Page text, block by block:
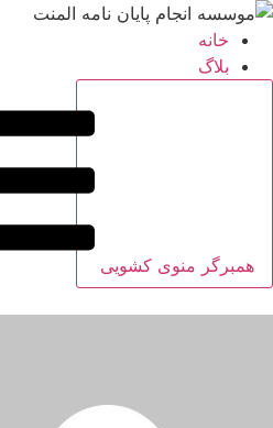
خانه
بلاگ
همبرگر منوی کشویی